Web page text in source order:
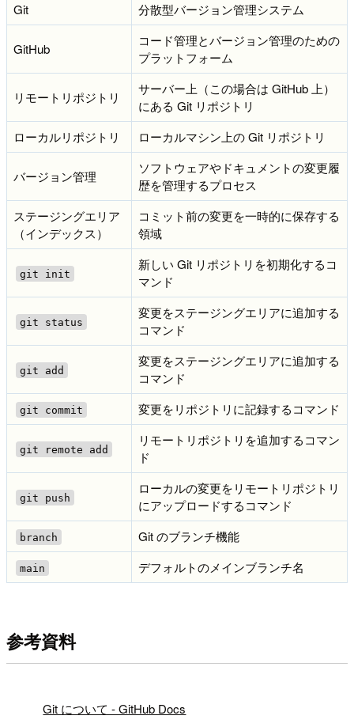
Git 分散型バージョン管理システム
GitHub
コード管理とバージョン管理のための
プラットフォーム
リモートリポジトリ
サーバー上（この場合は GitHub 上）
にある Git リポジトリ
ローカルリポジトリ
ローカルマシン上の Git リポジトリ
バージョン管理
ソフトウェアやドキュメントの変更履
歴を管理するプロセス
ステージングエリア
（インデックス）
コミット前の変更を一時的に保存する
領域
git init
新しい Git リポジトリを初期化するコ
マンド
git status
変更をステージングエリアに追加する
コマンド
git add
変更をステージングエリアに追加する
コマンド
git commit 変更をリポジトリに記録するコマンド
git remote add
リモートリポジトリを追加するコマン
ド
git push
ローカルの変更をリモートリポジトリ
にアップロードするコマンド
branch Git のブランチ機能
main デフォルトのメインブランチ名
参考資料
Git について - GitHub Docs